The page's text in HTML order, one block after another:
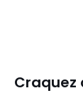
Craquez